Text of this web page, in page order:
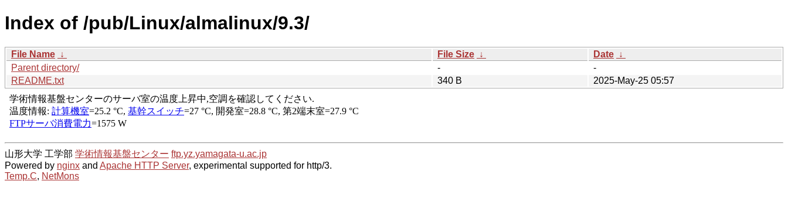
Index of /pub/Linux/almalinux/9.3/
File Name ↓ File Size ↓ Date ↓
Parent directory/
-
-
README.txt
340 B 2025-May-25 05:57
山形大学 工学部 学術情報基盤センター ftp.yz.yamagata-u.ac.jp
Powered by nginx and Apache HTTP Server, experimental supported for http/3.
Temp.C, NetMons